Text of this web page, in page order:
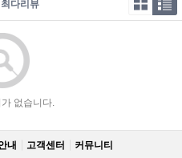
최다리뷰
없습니다.
내 고객센터 커뮤니티